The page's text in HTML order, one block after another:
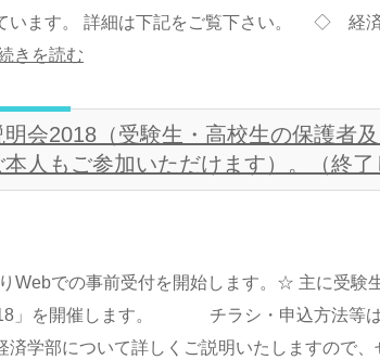
います。 詳細は下記をご覧下さい。 ◇
きを読む
明会2018（受験生・高校生の保護者
人もご参加いただけます）。（終了
での事前受付を開始します。☆ 主に受験
」を開催します。 チラシ・申込方法等は
済学部について詳しくご説明いたしますので